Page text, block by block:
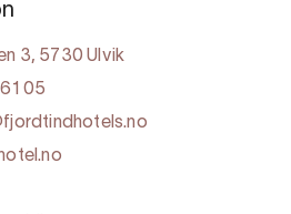
3, 5730 Ulvik
05